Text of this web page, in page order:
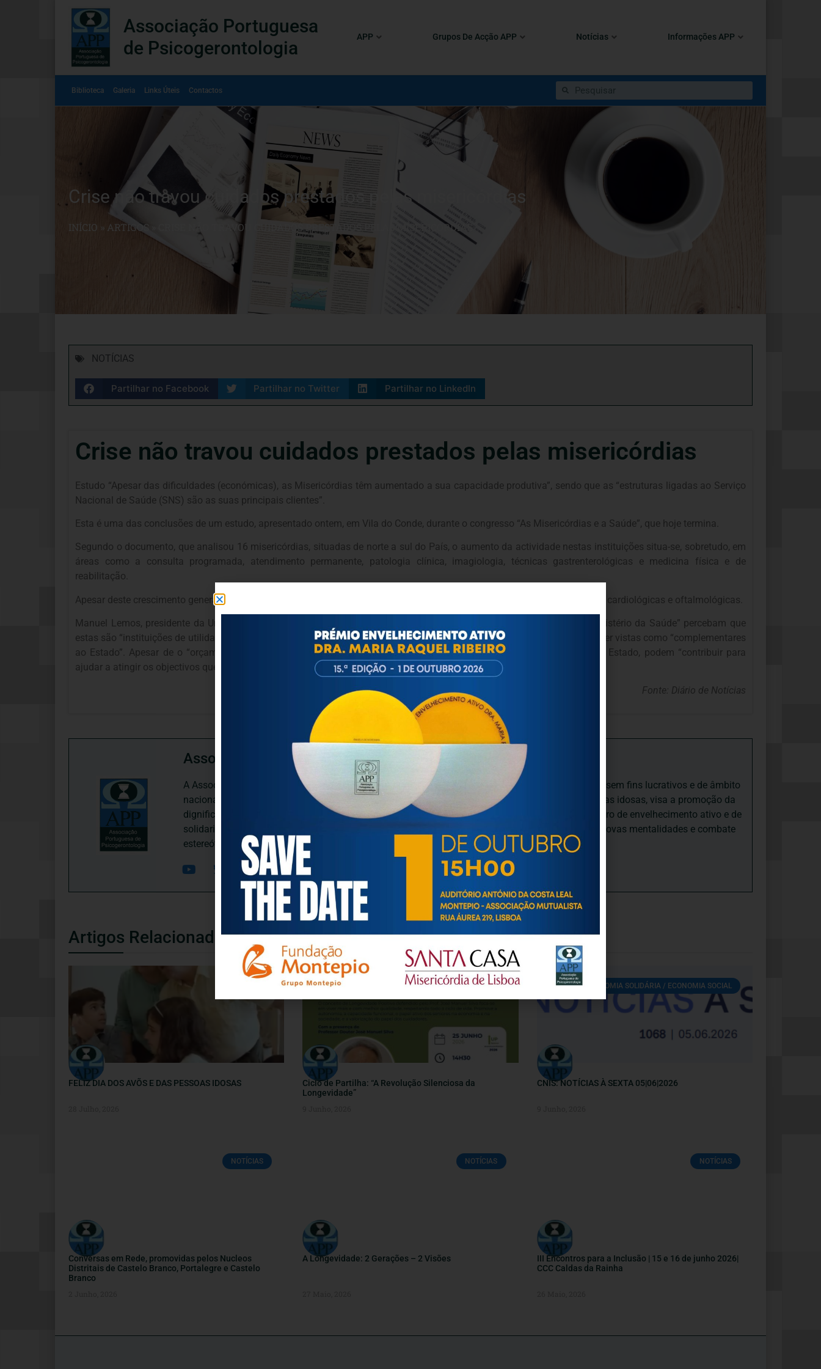
Associação Portuguesa
de Psicogerontologia
APP Grupos De Acção APP Notícias Informações APP
Biblioteca Galeria Links Úteis Contactos
Crise não travou cuidados prestados pelas misericórdias
INÍCIO » ARTIGOS CRISE NÃO TRAVOU CUIDADOS PRESTADOS PELAS MISERICÓRDIAS
NOTÍCIAS
Partilhar no Facebook Partilhar no Twitter Partilhar no LinkedIn
Crise não travou cuidados prestados pelas misericórdias
Estudo “Apesar das dificuldades (económicas), as Misericórdias têm aumentado a sua capacidade produtiva”, sendo que as “estruturas ligadas ao Serviço
Nacional de Saúde (SNS) são as suas principais clientes”.
Esta é uma das conclusões de um estudo, apresentado ontem, em Vila do Conde, durante o congresso “As Misericórdias e a Saúde”, que hoje termina.
Segundo o documento, que analisou 16 misericórdias, situadas de norte a sul do País, o aumento da actividade nestas instituições situa-se, sobretudo, em
áreas como a consulta programada, atendimento permanente, patologia clínica, imagiologia, técnicas gastrenterológicas e medicina física e de
reabilitação.
Apesar deste crescimento generalizado, há serviços onde houve uma diminuição das actividades como cirurgias e técnicas cardiológicas e oftalmológicas.
Manuel Lemos, presidente da União das Misericórdias Portuguesas, considerou necessário que “os responsáveis do Ministério da Saúde” percebam que
estas são “instituições de utilidade pública” e não fazem parte do sector privado. E defendeu que as misericórdias devem ser vistas como “complementares
ao Estado”. Apesar de o “orçamento ser cada vez mais reduzido”, “as misericórdias, porque “não são concorrentes” do Estado, podem “contribuir para
ajudar a atingir os objectivos que o Ministério da Saúde se propõe”, disse o médico Salazar Coimbra.
Fonte: Diário de Notícias
Associação Portuguesa de Psicogerontologia
A Associação Portuguesa de Psicogerontologia-APP, Instituição Particular de Solidariedade Social sem fins lucrativos e de âmbito
nacional, dedica-se às questões biopsicológicas e sociais inerentes ao envelhecimento e às pessoas idosas, visa a promoção da
dignificação, respeito, saúde, autonomia, participação e segurança das pessoas idosas, num quadro de envelhecimento ativo e de
solidariedade intergeracional, e de uma sociedade mais inclusiva para todas as idades, promove novas mentalidades e combate
estereótipos negativos relativamente à idade e ao envelhecimento.
Artigos Relacionados
FELIZ DIA DOS AVÕS E DAS PESSOAS IDOSAS
NOTÍCIAS
Ciclo de Partilha: “A Revolução Silenciosa da
Longevidade”
ECONOMIA SOLIDÁRIA / ECONOMIA SOCIAL
CNIS: NOTÍCIAS À SEXTA 05|06|2026
NOTÍCIAS
Conversas em Rede, promovidas pelos Nucleos
Distritais de Castelo Branco, Portalegre e Castelo
Branco
NOTÍCIAS
A Longevidade: 2 Gerações – 2 Visões
NOTÍCIAS
III Encontros para a Inclusão | 15 e 16 de junho 2026|
CCC Caldas da Rainha